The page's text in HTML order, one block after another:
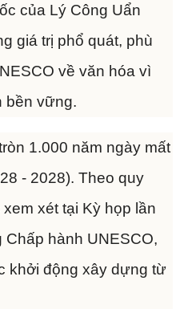
của Lý Công Uẩn
giá trị phổ quát, phù
về văn hóa vì
bền vững.
1.000 năm ngày mất
- 2028). Theo quy
xét tại Kỳ họp lần
hành UNESCO,
khởi động xây dựng từ